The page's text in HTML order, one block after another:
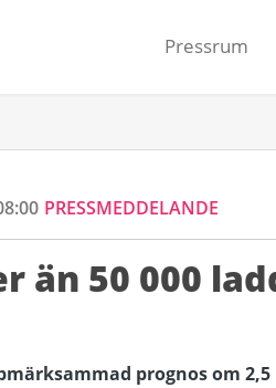
Pressrum
PRESSMEDDELANDE
än 50 000
prognos om